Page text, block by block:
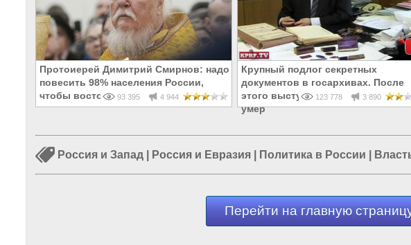
Протоиерей Димитрий Смирнов: надо
повесить 98% населения России,
чтобы восторжествовала религия
93 395 4 944
Крупный подлог секретных
документов в госархивах. После
этого выступления депутат
умер
123 778 3 890
Россия и Запад Россия и Евразия Политика в России
Перейти на главную